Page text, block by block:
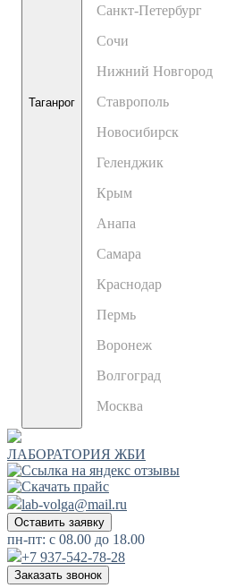
Таганрог
Санкт-Петербург
Сочи
Нижний Новгород
Ставрополь
Новосибирск
Геленджик
Крым
Анапа
Самара
Краснодар
Пермь
Воронеж
Волгоград
Москва
ЛАБОРАТОРИЯ ЖБИ
lab-volga@mail.ru
Оставить заявку
пн-пт: с 08.00 до 18.00
+7 937-542-78-28
Заказать звонок